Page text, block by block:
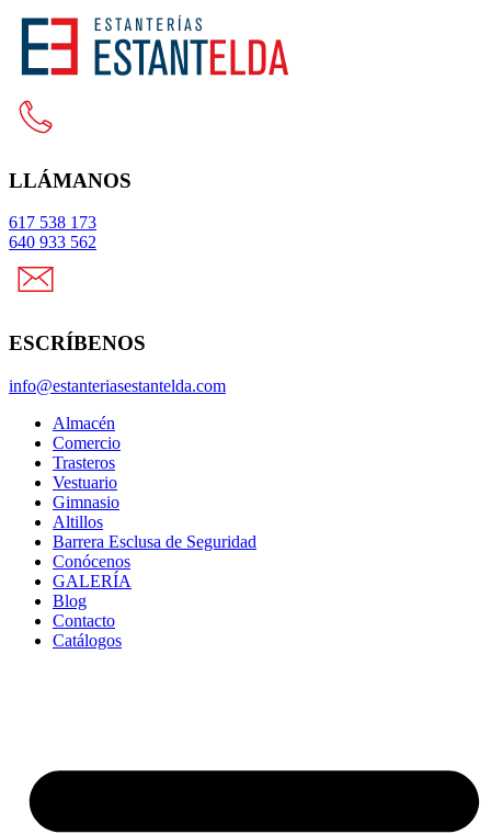
contenido
LLÁMANOS
617 538 173
640 933 562
ESCRÍBENOS
info@estanteriasestantelda.com
Almacén
Comercio
Trasteros
Vestuario
Gimnasio
Altillos
Barrera Esclusa de Seguridad
Conócenos
GALERÍA
Blog
Contacto
Catálogos